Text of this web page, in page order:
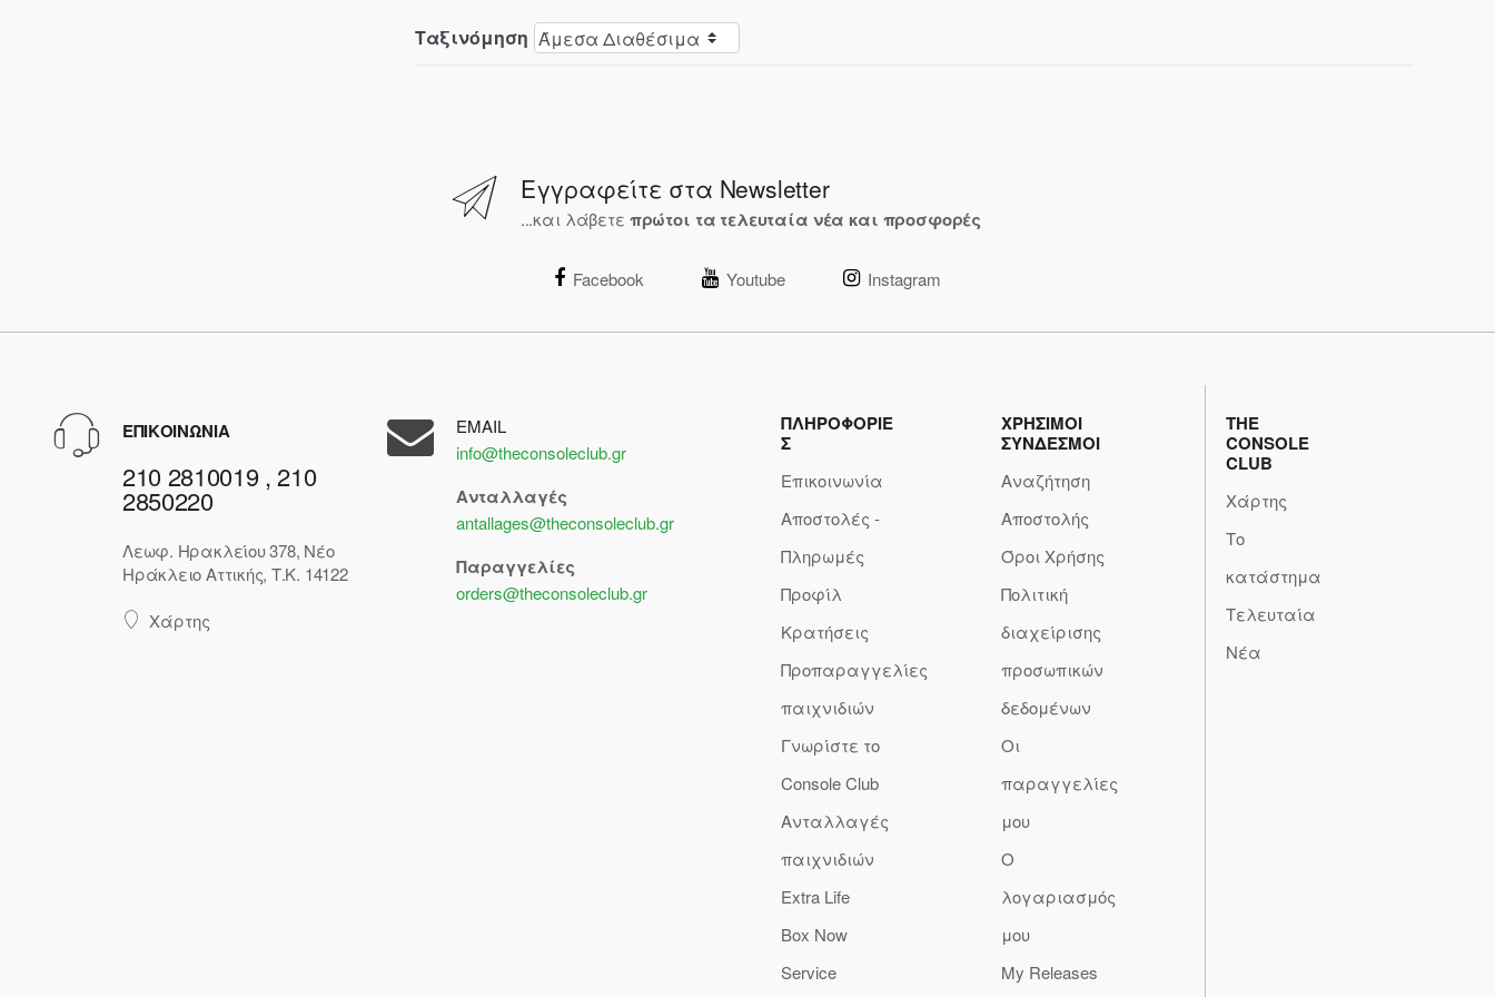
Ταξινόμηση
Εγγραφείτε στα Newsletter
...και λάβετε πρώτοι τα τελευταία νέα και προσφορές
Facebook Youtube Instagram
ΕΠΙΚΟΙΝΩΝΙΑ
210 2810019 , 210
2850220
Λεωφ. Ηρακλείου 378, Νέο
Ηράκλειο Αττικής, Τ.Κ. 14122
Χάρτης
EMAIL
info@theconsoleclub.gr
Ανταλλαγές
antallages@theconsoleclub.gr
Παραγγελίες
orders@theconsoleclub.gr
ΠΛΗΡΟΦΟΡΙΕ
Σ
Επικοινωνία
Αποστολές -
Πληρωμές
Προφίλ
Κρατήσεις
Προπαραγγελίες
παιχνιδιών
Γνωρίστε το
Console Club
Ανταλλαγές
παιχνιδιών
Extra Life
Box Now
Service
ΧΡΗΣΙΜΟΙ
ΣΥΝΔΕΣΜΟΙ
Αναζήτηση
Αποστολής
Όροι Χρήσης
Πολιτική
διαχείρισης
προσωπικών
δεδομένων
Οι
παραγγελίες
μου
Ο
λογαριασμός
μου
My Releases
THE
CONSOLE
CLUB
Χάρτης
Το
κατάστημα
Τελευταία
Νέα